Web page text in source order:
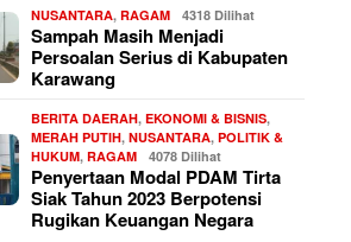
NUSANTARA,RAGAM 4318 Dilihat
Sampah Masih Menjadi
Persoalan Serius di Kabupaten
Karawang
BERITA DAERAH,EKONOMI & BISNIS,
MERAH PUTIH,NUSANTARA,POLITIK &
HUKUM,RAGAM 4078 Dilihat
Penyertaan Modal PDAM Tirta
Siak Tahun 2023 Berpotensi
Rugikan Keuangan Negara